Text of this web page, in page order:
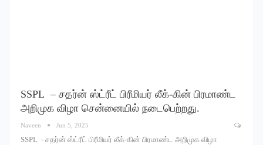
SSPL – சதர்ன் ஸ்ட்ரீட் பிரீமியர் லீக்-கின் பிரமாண்ட
அறிமுக விழா சென்னையில் நடைபெற்றது.
Naveen Jun 5, 2025
SSPL - சதர்ன் ஸ்ட்ரீட் பிரீமியர் லீக்-கின் பிரமாண்ட அறிமுக விழா